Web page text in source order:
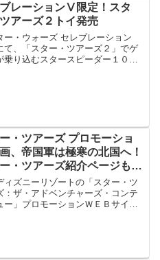
レーションⅤ限定！スタ
アーズ２トイ発売
ー・ウォーズ セレブレーション
、「スター・ツアーズ２」でゲ
乗り込むスタースピーダー１００
・ツアーズ プロモーショ
、帝国軍は極寒の北国へ！
・ツアーズ紹介ページも更
ィズニーリゾートの「スター・ツ
：ザ・アドベンチャーズ・コンテ
ー」プロモーションＷＥＢサイト